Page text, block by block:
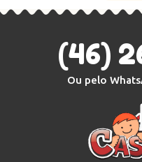
(46)
Ou pelo